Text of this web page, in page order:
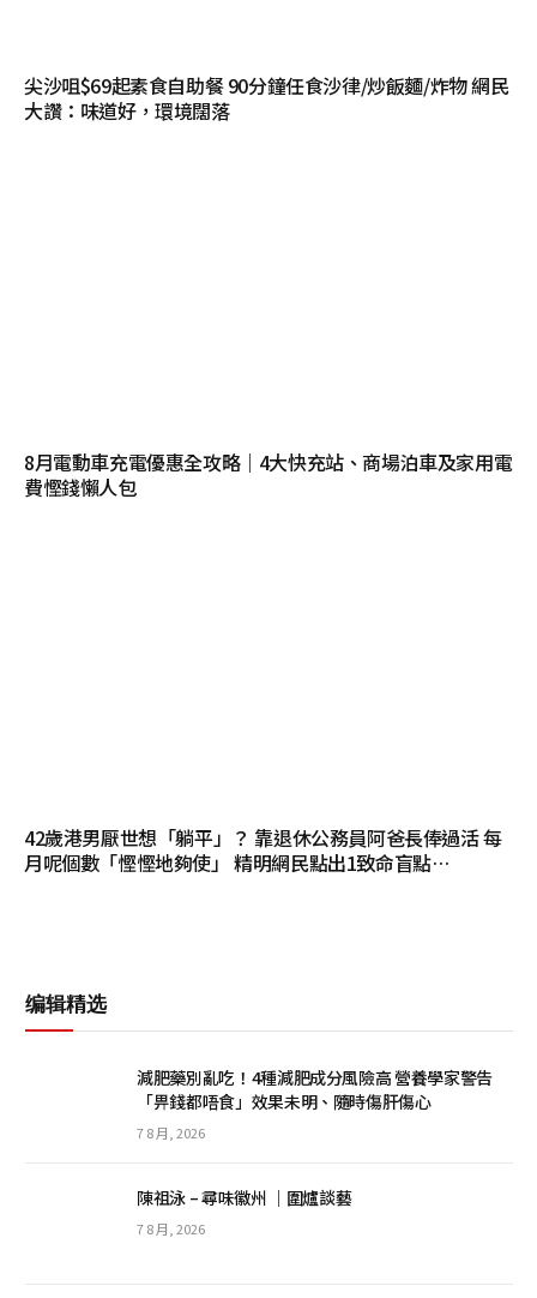
尖沙咀$69起素食自助餐 90分鐘任食沙律/炒飯麵/炸物 網民
大讚：味道好，環境闊落
8月電動車充電優惠全攻略｜4大快充站、商場泊車及家用電
費慳錢懶人包
42歲港男厭世想「躺平」？ 靠退休公務員阿爸長俸過活 每
月呢個數「慳慳地夠使」 精明網民點出1致命盲點…
编辑精选
減肥藥別亂吃！4種減肥成分風險高 營養學家警告
「畀錢都唔食」效果未明、隨時傷肝傷心
7 8 月, 2026
陳祖泳 – 尋味徽州 ｜圍爐談藝
7 8 月, 2026